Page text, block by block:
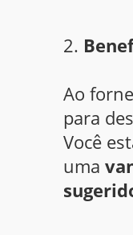
2.
Ao
para
Você
uma